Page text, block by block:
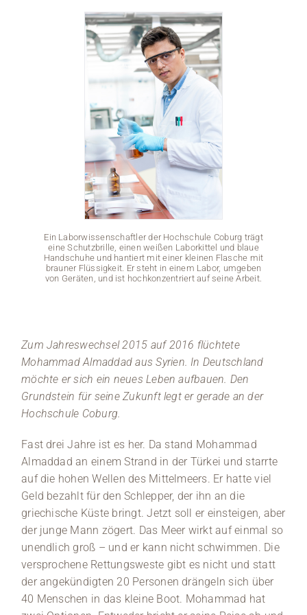
Stellenangebote
Veranstaltungen
Ein Laborwissenschaftler der Hochschule Coburg trägt
eine Schutzbrille, einen weißen Laborkittel und blaue
Handschuhe und hantiert mit einer kleinen Flasche mit
brauner Flüssigkeit. Er steht in einem Labor, umgeben
von Geräten, und ist hochkonzentriert auf seine Arbeit.
Zum Jahreswechsel 2015 auf 2016 flüchtete
Mohammad Almaddad aus Syrien. In Deutschland
möchte er sich ein neues Leben aufbauen. Den
Grundstein für seine Zukunft legt er gerade an der
Hochschule Coburg.
Fast drei Jahre ist es her. Da stand Mohammad
Almaddad an einem Strand in der Türkei und starrte
auf die hohen Wellen des Mittelmeers. Er hatte viel
Geld bezahlt für den Schlepper, der ihn an die
griechische Küste bringt. Jetzt soll er einsteigen, aber
der junge Mann zögert. Das Meer wirkt auf einmal so
unendlich groß – und er kann nicht schwimmen. Die
versprochene Rettungsweste gibt es nicht und statt
der angekündigten 20 Personen drängeln sich über
40 Menschen in das kleine Boot. Mohammad hat